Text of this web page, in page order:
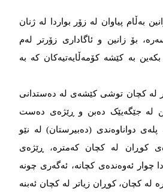
بەڵام پیاوان لە زۆر بواردا لە ژنان
بۆ زانین و ئاگاداری زۆرتر لەم
بکەین بە کێشە کۆمەڵایەتیەکان کە بە
لە کچان توشی کێشەی لە دەستدانی
لە جێگەیێک دەبن و ڕێژەی دەست
دواناوەندی (دەبیرستان) لە نێو
کوڕان لە کچان کەمترە، ڕێژەی
چوار ئەوەندەی کچانە، ئەگەری چونە
لە کچان، کوڕان زیاتر لە کچان ئەبنە